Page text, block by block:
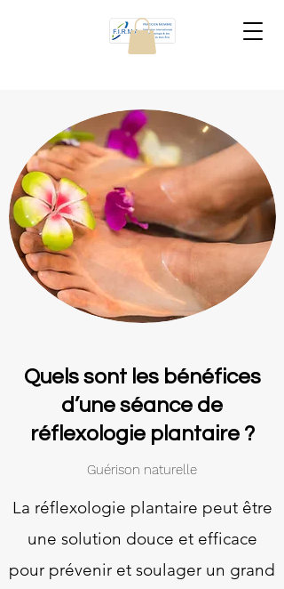
Quels sont les bénéfices
d’une séance de
réflexologie plantaire ?
Guérison naturelle
La réflexologie plantaire peut être
une solution douce et efficace
pour prévenir et soulager un grand